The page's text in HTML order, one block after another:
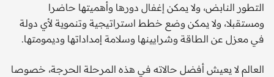
التطور النابض، ولا يمكن إغفال دورها وأهميتها حاضرا
ومستقبلا، ولا يمكن وضع خطط استراتيجية وتنموية لأي دولة
في معزل عن الطاقة وشرايينها وسلامة إمداداتها وديمومتها.
العالم لا يعيش أفضل حالاته في هذه المرحلة الحرجة، خصوصا